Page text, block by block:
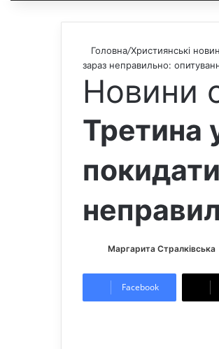
Головна/Християнські
зараз неправильно:
Новини
Третина
Маргарита Стралківська
Facebook